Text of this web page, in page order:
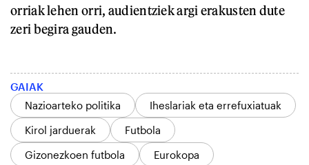
orriak lehen orri, audientziek argi erakusten dute
zeri begira gauden.
GAIAK
Nazioarteko politika
Iheslariak eta errefuxiatuak
Kirol jarduerak
Futbola
Gizonezkoen futbola
Eurokopa